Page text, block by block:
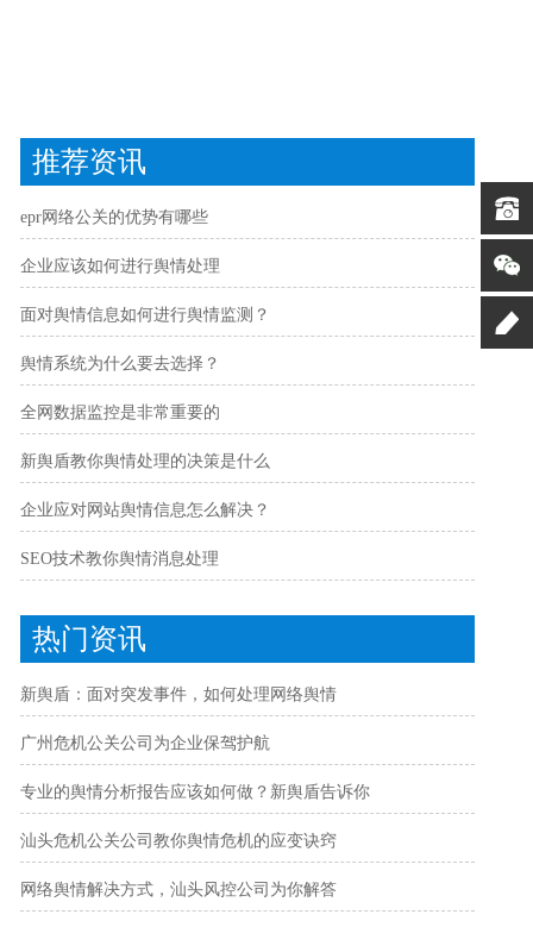
推荐资讯
epr网络公关的优势有哪些
企业应该如何进行舆情处理
面对舆情信息如何进行舆情监测？
舆情系统为什么要去选择？
全网数据监控是非常重要的
新舆盾教你舆情处理的决策是什么
企业应对网站舆情信息怎么解决？
SEO技术教你舆情消息处理
热门资讯
新舆盾：面对突发事件，如何处理网络舆情
广州危机公关公司为企业保驾护航
专业的舆情分析报告应该如何做？新舆盾告诉你
汕头危机公关公司教你舆情危机的应变诀窍
网络舆情解决方式，汕头风控公司为你解答